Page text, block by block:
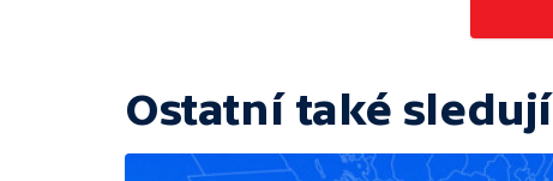
Ostatní také sledují